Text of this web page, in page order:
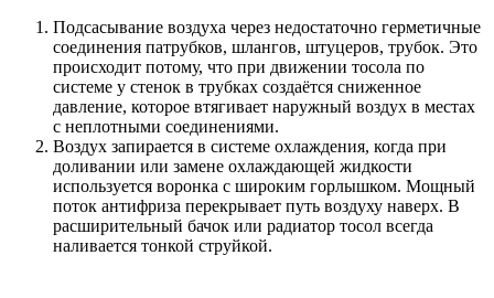
Подсасывание воздуха через недостаточно герметичные
соединения патрубков, шлангов, штуцеров, трубок. Это
происходит потому, что при движении тосола по
системе у стенок в трубках создаётся сниженное
давление, которое втягивает наружный воздух в местах
с неплотными соединениями.
Воздух запирается в системе охлаждения, когда при
доливании или замене охлаждающей жидкости
используется воронка с широким горлышком. Мощный
поток антифриза перекрывает путь воздуху наверх. В
расширительный бачок или радиатор тосол всегда
наливается тонкой струйкой.